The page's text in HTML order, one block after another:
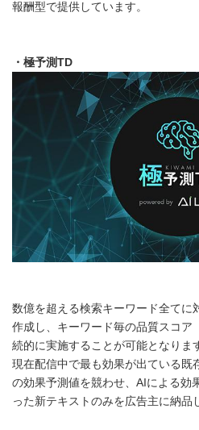
報酬型で提供しています。
・極予測TD
数億を超える検索キーワード全てに
作成し、キーワード毎の品質スコア
続的に実施することが可能となりま
現在配信中で最も効果が出ている既
の効果予測値を競わせ、AIによる効
った新テキストのみを広告主に納品